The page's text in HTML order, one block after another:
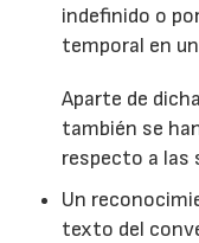
indefinido o
temporal en
Aparte de
también se
respecto a las
Un
texto del